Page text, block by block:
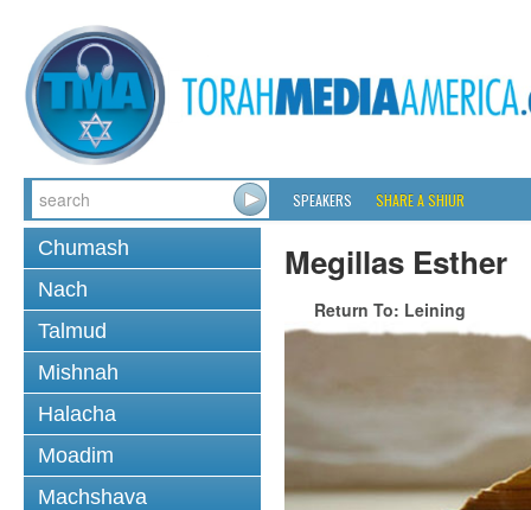
SPEAKERS SHARE A SHIUR
Chumash
Nach
Talmud
Mishnah
Halacha
Moadim
Machshava
Megillas Esther
Return To: Leining